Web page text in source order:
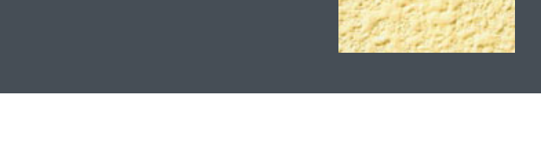
家庭用塗料
ニッペホームプロダクツの
ダイヤモンドコート